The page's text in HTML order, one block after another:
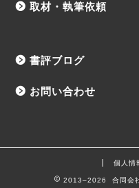
取材・執筆依頼
書評ブログ
お問い合わせ
個人情
2013–2026 合同会